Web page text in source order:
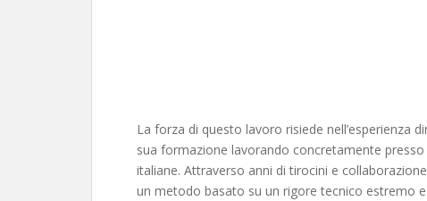
​La forza di questo lavoro risiede nell’esperienza
sua formazione lavorando concretamente
italiane. Attraverso anni di tirocini e
un metodo basato su un rigore tecnico estremo